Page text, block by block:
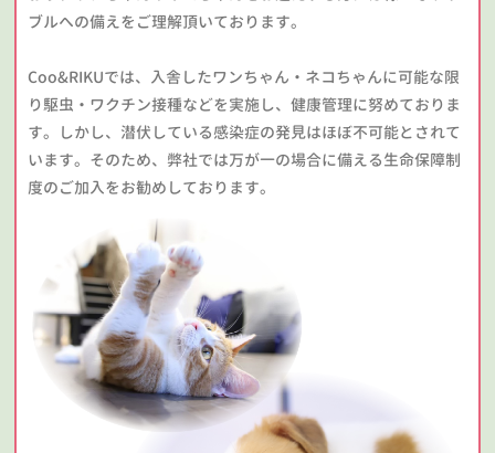
ブルへの備えをご理解頂いております。
Coo&RIKUでは、入舎したワンちゃん・ネコちゃんに可能な限
り駆虫・ワクチン接種などを実施し、健康管理に努めておりま
す。しかし、潜伏している感染症の発見はほぼ不可能とされて
います。そのため、弊社では万が一の場合に備える生命保障制
度のご加入をお勧めしております。